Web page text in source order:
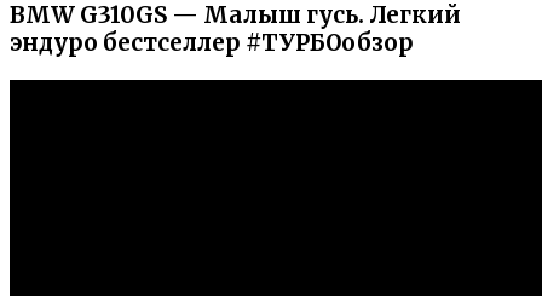
BMW G310GS — Малыш гусь. Легкий
эндуро бестселлер #ТУРБОобзор